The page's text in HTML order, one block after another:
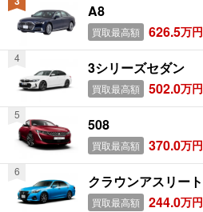
A8
買取最高額 626.5万円
3シリーズセダン
買取最高額 502.0万円
508
買取最高額 370.0万円
クラウンアスリート
買取最高額 244.0万円